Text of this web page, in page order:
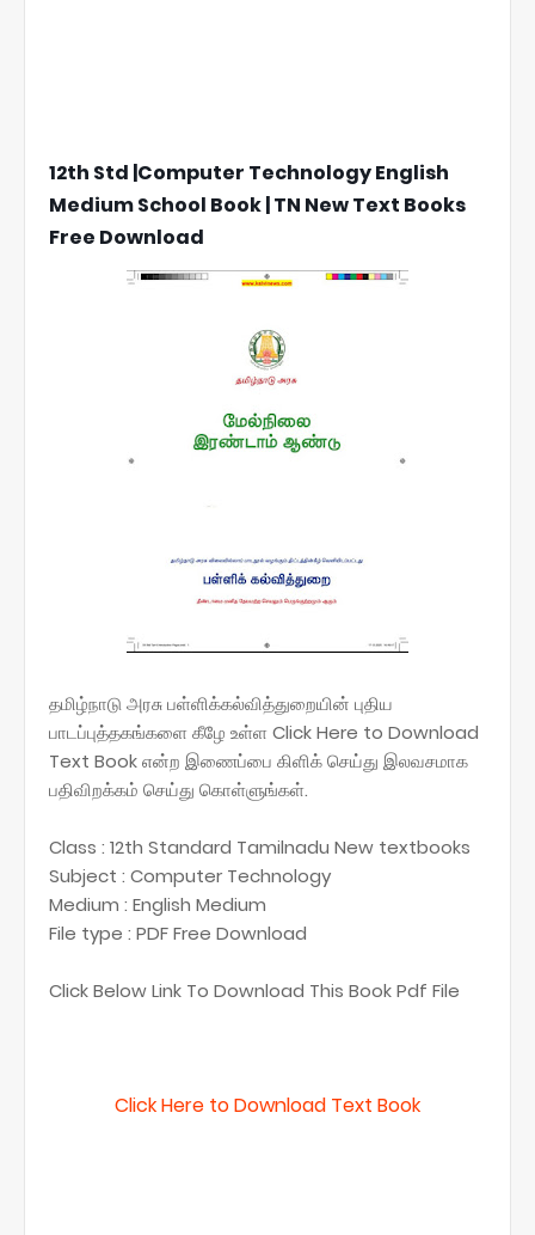
12th Std |Computer Technology English
Medium School Book | TN New Text Books
Free Download
தமிழ்நாடு அரசு பள்ளிக்கல்வித்துறையின் புதிய
பாடப்புத்தகங்களை கீழே உள்ள Click Here to Download
Text Book என்ற இணைப்பை கிளிக் செய்து இலவசமாக
பதிவிறக்கம் செய்து கொள்ளுங்கள்.
Class : 12th Standard Tamilnadu New textbooks
Subject : Computer Technology
Medium : English Medium
File type : PDF Free Download
Click Below Link To Download This Book Pdf File
Click Here to Download Text Book